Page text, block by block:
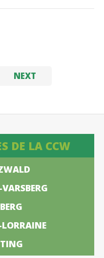
NEXT
DE LA CCW